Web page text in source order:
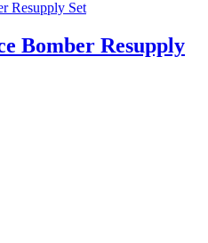
Bomber Resupply